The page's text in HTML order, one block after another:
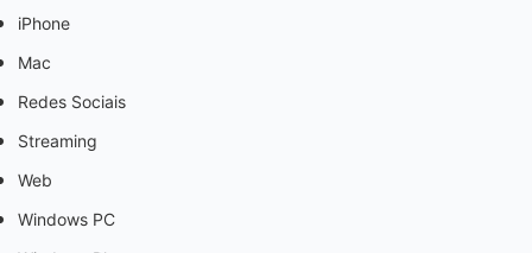
iPhone
Mac
Redes Sociais
Streaming
Web
Windows PC